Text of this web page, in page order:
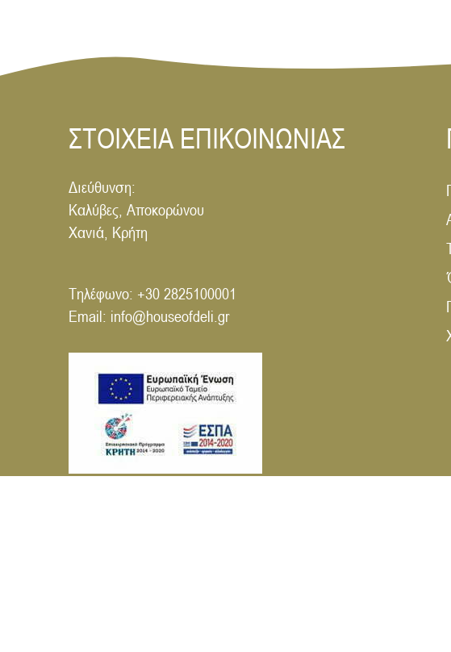
ΣΤΟΙΧΕΙΑ ΕΠΙΚΟΙΝΩΝΙΑΣ
Διεύθυνση:
Καλύβες, Αποκορώνου
Χανιά, Κρήτη
Τηλέφωνο: +30 2825100001
Email: info@houseofdeli.gr